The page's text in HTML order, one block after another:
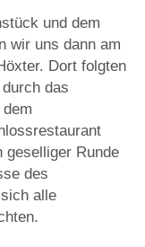
und dem
wir uns dann am
Dort folgten
das
geselliger Runde
des
alle